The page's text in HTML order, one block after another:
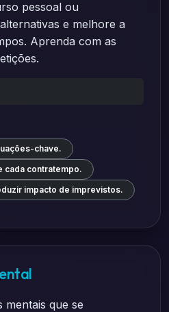
pessoal ou
e melhore a
Aprenda com as
chave.
cada contratempo.
impacto de imprevistos.
mentais que se